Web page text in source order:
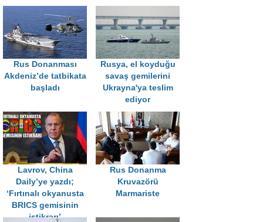
Rus Donanması
Akdeniz’de tatbikata
başladı
Rusya, el koyduğu
savaş gemilerini
Ukrayna'ya teslim
ediyor
Lavrov, China
Daily’ye yazdı;
‘Fırtınalı okyanusta
BRICS gemisinin
istikrarı’
Rus Donanma
Kruvazörü
Marmariste